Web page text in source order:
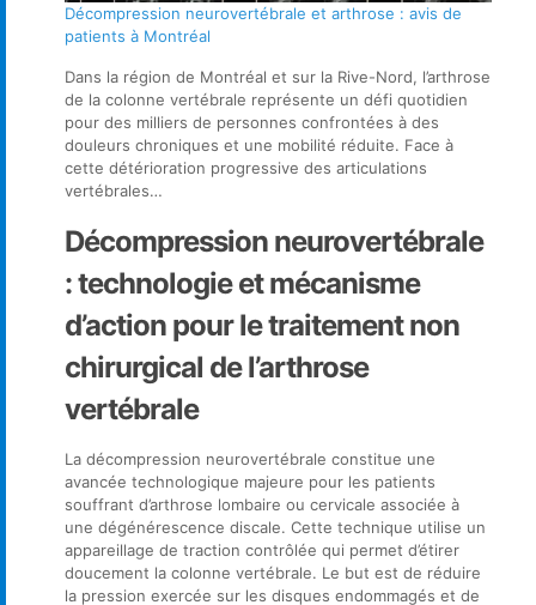
Décompression neurovertébrale et arthrose : avis de
patients à Montréal
Dans la région de Montréal et sur la Rive-Nord, l’arthrose
de la colonne vertébrale représente un défi quotidien
pour des milliers de personnes confrontées à des
douleurs chroniques et une mobilité réduite. Face à
cette détérioration progressive des articulations
vertébrales…
Décompression neurovertébrale
: technologie et mécanisme
d’action pour le traitement non
chirurgical de l’arthrose
vertébrale
La décompression neurovertébrale constitue une
avancée technologique majeure pour les patients
souffrant d’arthrose lombaire ou cervicale associée à
une dégénérescence discale. Cette technique utilise un
appareillage de traction contrôlée qui permet d’étirer
doucement la colonne vertébrale. Le but est de réduire
la pression exercée sur les disques endommagés et de